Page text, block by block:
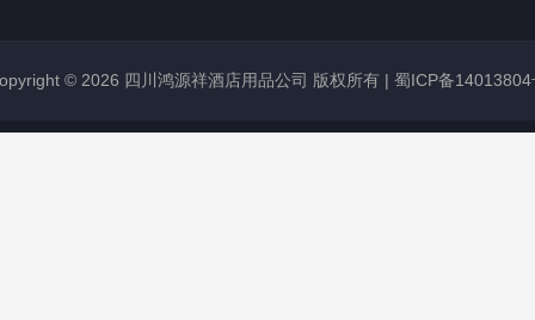
© 2026 四川鸿源祥酒店用品公司 版权所有 | 蜀ICP备14013804